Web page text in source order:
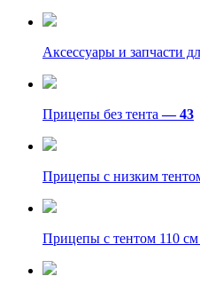
Аксессуары и запчасти
Прицепы без тента— 43
Прицепы с низким
Прицепы с тентом 110